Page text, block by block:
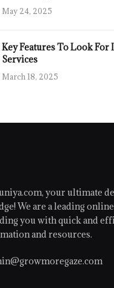
May 24, 2025
Key Features To Look For
Services
March 18, 2025
your ultimate
We are a leading
you with quick and
and resources.